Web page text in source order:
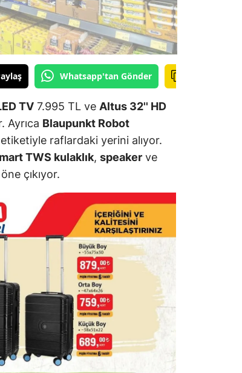
Whatsapp'tan Gönder
TV 7.995 TL ve Altus 32'' HD
Ayrıca Blaupunkt Robot
raflardaki yerini alıyor.
TWS kulaklık, speaker ve
çıkıyor.